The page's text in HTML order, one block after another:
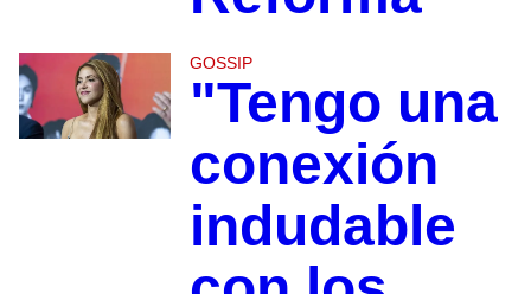
GOSSIP
"Tengo una
conexión
indudable